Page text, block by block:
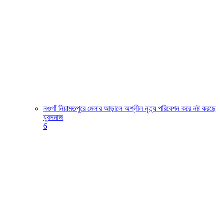
নওগাঁ নিয়ামতপুরে মেলার আড়ালে অশ্লীল নৃত্য পরিবেশন করে নষ্ট করছে
যুবসমাজ
6